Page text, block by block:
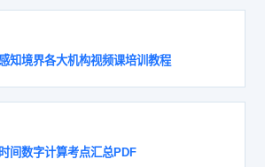
知境界各大机构视频课培训教程
间数字计算考点汇总PDF